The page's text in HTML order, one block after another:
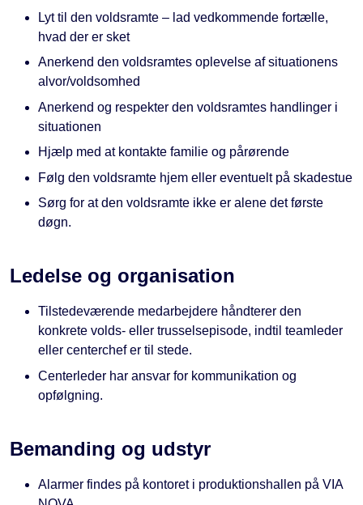
Lyt til den voldsramte – lad vedkommende fortælle,
hvad der er sket
Anerkend den voldsramtes oplevelse af situationens
alvor/voldsomhed
Anerkend og respekter den voldsramtes handlinger i
situationen
Hjælp med at kontakte familie og pårørende
Følg den voldsramte hjem eller eventuelt på skadestue
Sørg for at den voldsramte ikke er alene det første
døgn.
Ledelse og organisation
Tilstedeværende medarbejdere håndterer den
konkrete volds- eller trusselsepisode, indtil teamleder
eller centerchef er til stede.
Centerleder har ansvar for kommunikation og
opfølgning.
Bemanding og udstyr
Alarmer findes på kontoret i produktionshallen på VIA